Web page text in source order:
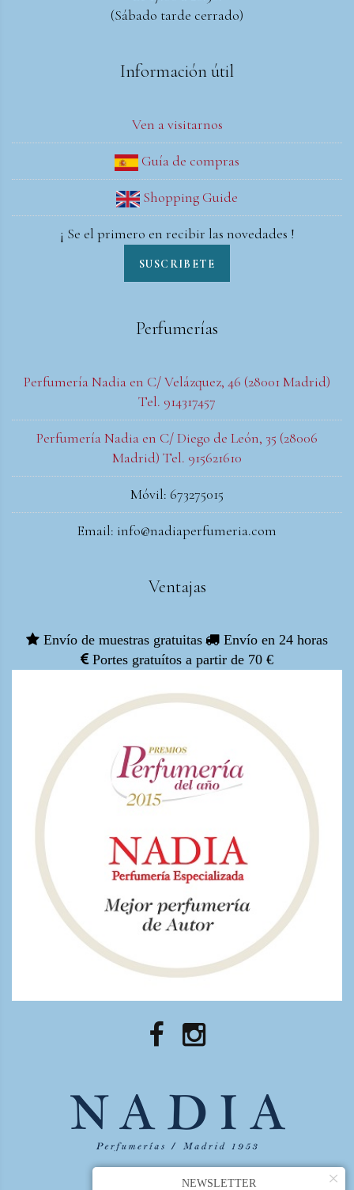
(Sábado tarde cerrado)
Información útil
Ven a visitarnos
Guía de compras
Shopping Guide
¡ Se el primero en recibir las novedades !
SUSCRIBETE
Perfumerías
Perfumería Nadia en C/ Velázquez, 46 (28001 Madrid)
Tel. 914317457
Perfumería Nadia en C/ Diego de León, 35 (28006
Madrid) Tel. 915621610
Móvil: 673275015
Email: info@nadiaperfumeria.com
Ventajas
Envío de muestras gratuitas
Envío en 24 horas
Portes gratuítos a partir de 70 €
×
NEWSLETTER